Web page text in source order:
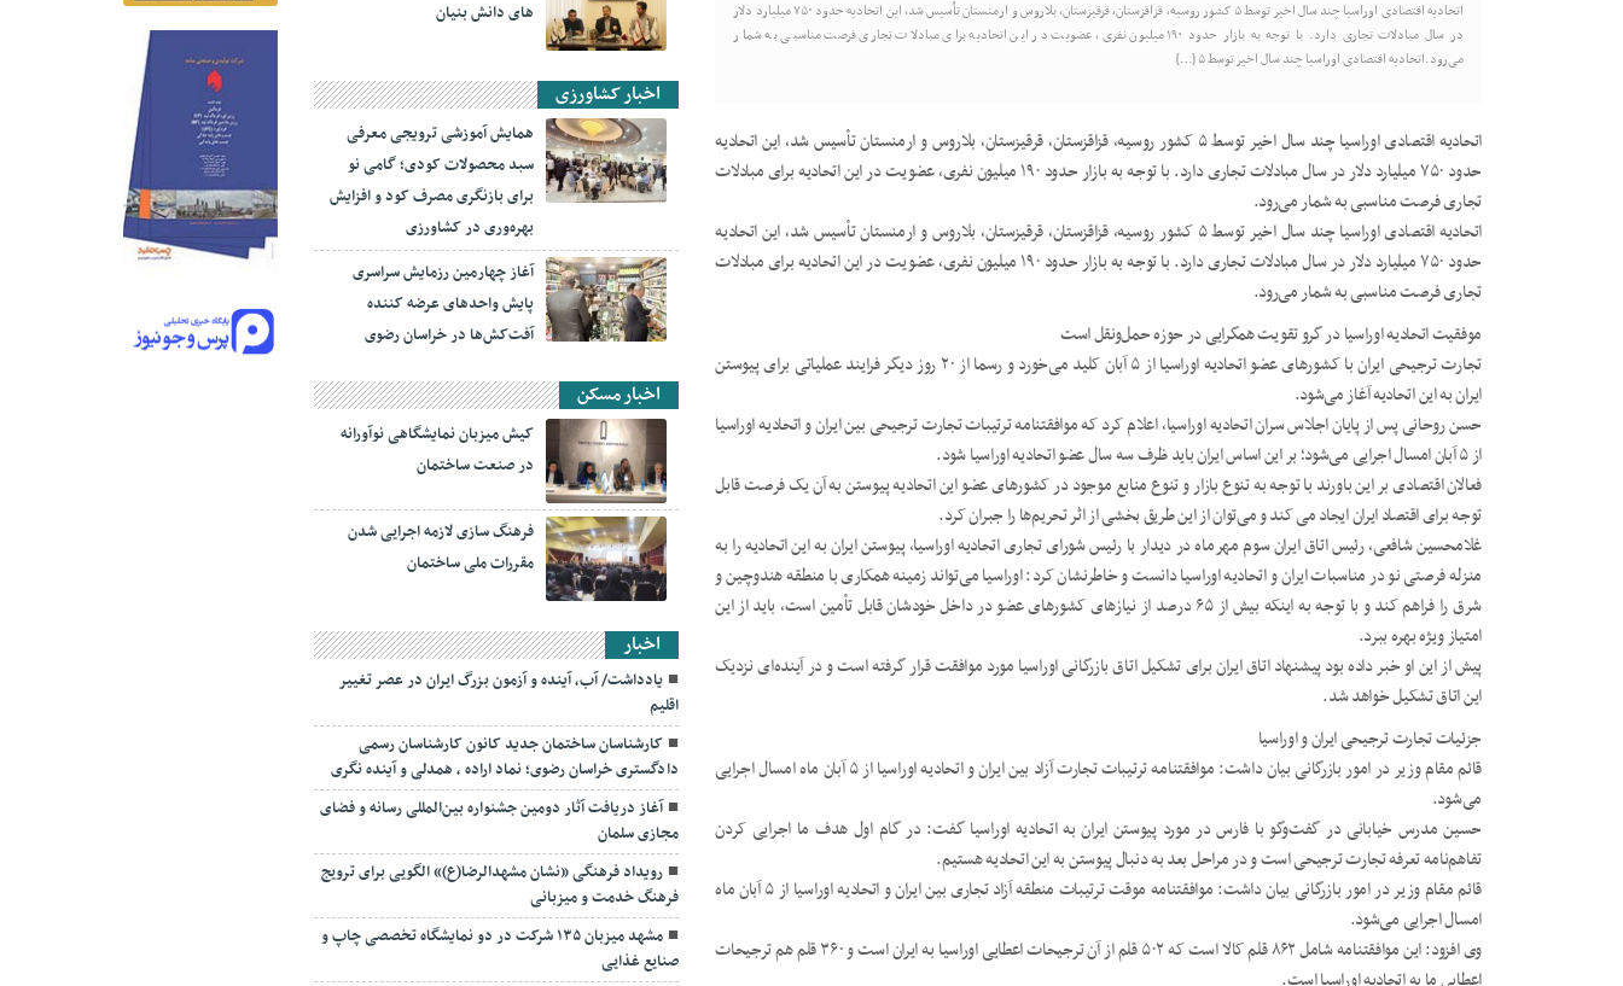
اتحادیه اقتصادی اوراسیا چند سال اخیر توسط ۵ کشور روسیه، قزاقزستان، قرقیزستان، بلاروس و ارمنستان تأسیس شد، این اتحادیه حدود ۷۵۰ میلیارد دلار
در سال مبادلات تجاری دارد. با توجه به بازار حدود ۱۹۰ میلیون نفری، عضویت در این اتحادیه برای مبادلات تجاری فرصت مناسبی به شمار
می‌رود.اتحادیه اقتصادی اوراسیا چند سال اخیر توسط ۵ […]
اتحادیه اقتصادی اوراسیا چند سال اخیر توسط ۵ کشور روسیه، قزاقزستان، قرقیزستان، بلاروس و ارمنستان تأسیس شد، این اتحادیه
حدود ۷۵۰ میلیارد دلار در سال مبادلات تجاری دارد. با توجه به بازار حدود ۱۹۰ میلیون نفری، عضویت در این اتحادیه برای مبادلات
تجاری فرصت مناسبی به شمار می‌رود.
اتحادیه اقتصادی اوراسیا چند سال اخیر توسط ۵ کشور روسیه، قزاقزستان، قرقیزستان، بلاروس و ارمنستان تأسیس شد، این اتحادیه
حدود ۷۵۰ میلیارد دلار در سال مبادلات تجاری دارد. با توجه به بازار حدود ۱۹۰ میلیون نفری، عضویت در این اتحادیه برای مبادلات
تجاری فرصت مناسبی به شمار می‌رود.
موفقیت اتحادیه اوراسیا در گرو تقویت همگرایی در حوزه حمل‌ونقل است
تجارت ترجیحی ایران با کشورهای عضو اتحادیه اوراسیا از ۵ آبان کلید می‌خورد و رسما از ۲۰ روز دیگر فرایند عملیاتی برای پیوستن
ایران به این اتحادیه آغاز می‌شود.
حسن روحانی پس از پایان اجلاس سران اتحادیه اوراسیا، اعلام کرد که موافقتنامه ترتیبات تجارت ترجیحی بین ایران و اتحادیه اوراسیا
از ۵ آبان امسال اجرایی می‌شود؛ بر این اساس ایران باید ظرف سه سال عضو اتحادیه اوراسیا شود.
فعالان اقتصادی بر این باورند با توجه به تنوع بازار و تنوع منابع موجود در کشورهای عضو این اتحادیه پیوستن به آن یک فرصت قابل
توجه برای اقتصاد ایران ایجاد می کند و می‌توان از این طریق بخشی از اثر تحریم‌ها را جبران کرد.
غلامحسین شافعی، رئیس اتاق ایران سوم مهرماه در دیدار با رئیس شورای تجاری اتحادیه اوراسیا، پیوستن ایران به این اتحادیه را به
منزله فرصتی نو در مناسبات ایران و اتحادیه اوراسیا دانست و خاطرنشان کرد: اوراسیا می‌تواند زمینه همکاری با منطقه هندوچین و
شرق را فراهم کند و با توجه به اینکه بیش از ۶۵ درصد از نیازهای کشورهای عضو در داخل خودشان قابل تأمین است، باید از این
امتیاز ویژه بهره ببرد.
پیش از این او خبر داده بود پیشنهاد اتاق ایران برای تشکیل اتاق بازرگانی اوراسیا مورد موافقت قرار گرفته است و در آینده‌ای نزدیک
این اتاق تشکیل خواهد شد.
جزئیات تجارت ترجیحی ایران و اوراسیا
قائم مقام وزیر در امور بازرگانی بیان داشت: موافقتنامه ترتیبات تجارت آزاد بین ایران و اتحادیه اوراسیا از ۵ آبان ماه امسال اجرایی
می‌شود.
حسین مدرس خیابانی در گفت‌وگو با فارس در مورد پیوستن ایران به اتحادیه اوراسیا گفت: در گام اول هدف ما اجرایی کردن
تفاهم‌نامه تعرفه تجارت ترجیحی است و در مراحل بعد به دنبال پیوستن به این اتحادیه هستیم.
قائم مقام وزیر در امور بازرگانی بیان داشت: موافقتنامه موقت ترتیبات منطقه آزاد تجاری بین ایران و اتحادیه اوراسیا از ۵ آبان ماه
امسال اجرایی می‌شود.
وی افزود: این موافقتنامه شامل ۸۶۲ قلم کالا است که ۵۰۲ قلم از آن ترجیحات اعطایی اوراسیا به ایران است و ۳۶۰ قلم هم ترجیحات
های دانش بنیان
اخبار کشاورزی
همایش آموزشی ترویجی معرفی
سبد محصولات کودی؛ گامی نو
برای بازنگری مصرف کود و افزایش
بهره‌وری در کشاورزی
آغاز چهارمین رزمایش سراسری
پایش واحدهای عرضه کننده
آفت‌کش‌ها در خراسان رضوی
اخبار مسکن
کیش میزبان نمایشگاهی نوآورانه
در صنعت ساختمان
فرهنگ سازی لازمه اجرایی شدن
مقررات ملی ساختمان
اخبار
یادداشت/ آب، آینده و آزمون بزرگ ایران در عصر تغییر
اقلیم
کارشناسان ساختمان جدید کانون کارشناسان رسمی
دادگستری خراسان رضوی؛ نماد اراده ، همدلی و آینده نگری
آغاز دریافت آثار دومین جشنواره بین‌المللی رسانه و فضای
مجازی سلمان
رویداد فرهنگی «نشان مشهدالرضا(ع)» الگویی برای ترویج
فرهنگ خدمت و میزبانی
مشهد میزبان ۱۳۵ شرکت در دو نمایشگاه تخصصی چاپ و
صنایع غذایی